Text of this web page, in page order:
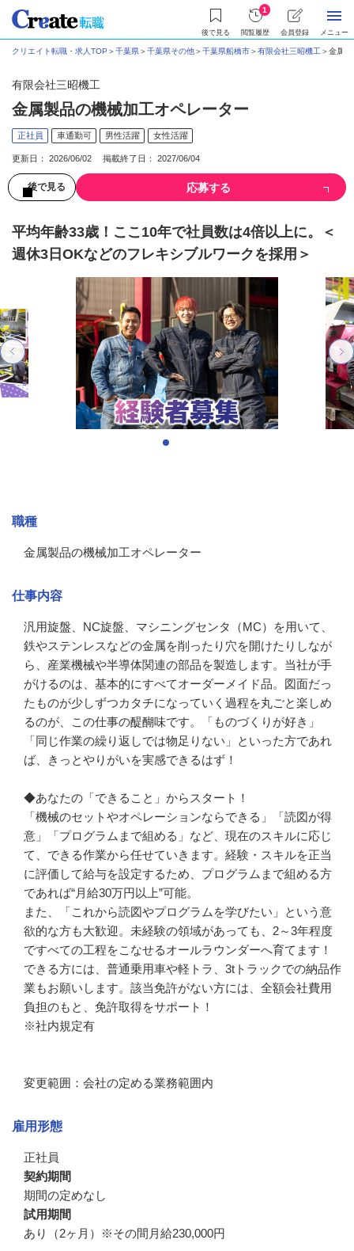
後で見る
1
閲覧履歴 会員登録 メニュー
クリエイト転職・求人TOP ＞千葉県＞千葉県その他＞千葉県船橋市＞有限会社三昭機工 ＞金属
有限会社三昭機工
金属製品の機械加工オペレーター
正社員 車通勤可 男性活躍 女性活躍
更新日： 2026/06/02 掲載終了日： 2027/06/04
後で見る 応募する
平均年齢33歳！ここ10年で社員数は4倍以上に。＜
週休3日OKなどのフレキシブルワークを採用＞
職種
金属製品の機械加工オペレーター
仕事内容
汎用旋盤、NC旋盤、マシニングセンタ（MC）を用いて、
鉄やステンレスなどの金属を削ったり穴を開けたりしなが
ら、産業機械や半導体関連の部品を製造します。当社が手
がけるのは、基本的にすべてオーダーメイド品。図面だっ
たものが少しずつカタチになっていく過程を丸ごと楽しめ
るのが、この仕事の醍醐味です。「ものづくりが好き」
「同じ作業の繰り返しでは物足りない」といった方であれ
ば、きっとやりがいを実感できるはず！
◆あなたの「できること」からスタート！
「機械のセットやオペレーションならできる」「読図が得
意」「プログラムまで組める」など、現在のスキルに応じ
て、できる作業から任せていきます。経験・スキルを正当
に評価して給与を設定するため、プログラムまで組める方
であれば“月給30万円以上”可能。
また、「これから読図やプログラムを学びたい」という意
欲的な方も大歓迎。未経験の領域があっても、2～3年程度
ですべての工程をこなせるオールラウンダーへ育てます！
できる方には、普通乗用車や軽トラ、3tトラックでの納品作
業もお願いします。該当免許がない方には、全額会社費用
負担のもと、免許取得をサポート！
※社内規定有
変更範囲：会社の定める業務範囲内
雇用形態
正社員
契約期間
期間の定めなし
試用期間
あり（2ヶ月）※その間月給230,000円